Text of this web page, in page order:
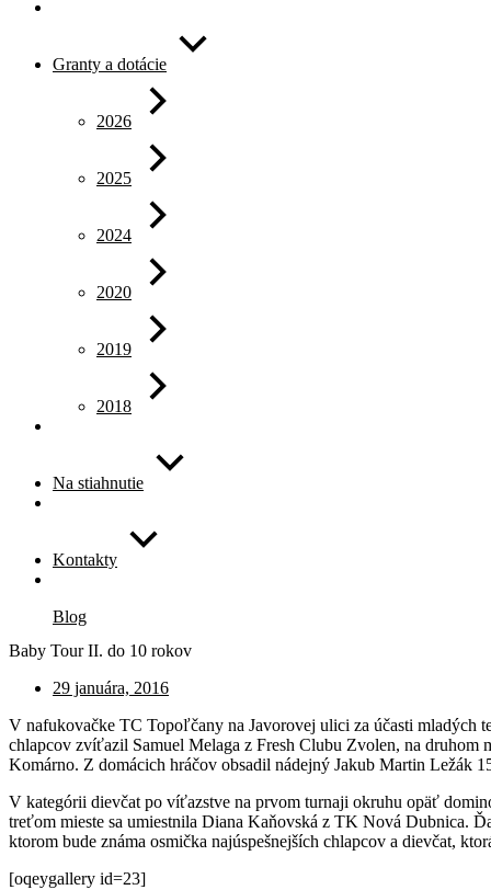
Granty a dotácie
2026
2025
2024
2020
2019
2018
Na stiahnutie
Kontakty
Blog
Baby Tour II. do 10 rokov
29 januára, 2016
V nafukovačke TC Topoľčany na Javorovej ulici za účasti mladých
chlapcov zvíťazil Samuel Melaga z Fresh Clubu Zvolen, na
Komárno. Z domácich hráčov obsadil nádejný Jakub Martin Ležák
V kategórii dievčat po víťazstve na prvom turnaji okruhu opäť
treťom mieste sa umiestnila Diana Kaňovská z TK Nová Dubnica.
ktorom bude známa osmička najúspešnejších chlapcov a dievčat,
[oqeygallery id=23]